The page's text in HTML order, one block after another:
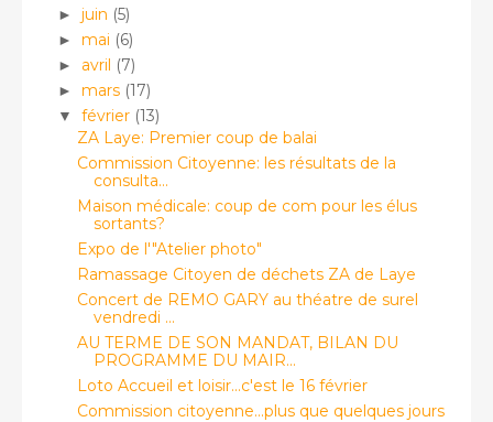
► juin (5)
► mai (6)
► avril (7)
► mars (17)
▼ février (13)
ZA Laye: Premier coup de balai
Commission Citoyenne: les résultats de la
consulta...
Maison médicale: coup de com pour les élus
sortants?
Expo de l'"Atelier photo"
Ramassage Citoyen de déchets ZA de Laye
Concert de REMO GARY au théatre de surel
vendredi ...
AU TERME DE SON MANDAT, BILAN DU
PROGRAMME DU MAIR...
Loto Accueil et loisir...c'est le 16 février
Commission citoyenne...plus que quelques jours